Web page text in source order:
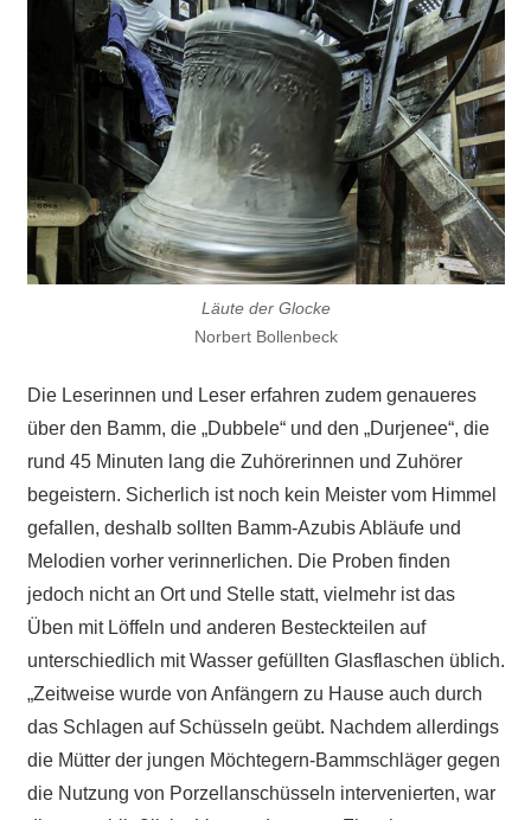
Läute der Glocke
Norbert Bollenbeck
Die Leserinnen und Leser erfahren zudem genaueres
über den Bamm, die „Dubbele“ und den „Durjenee“, die
rund 45 Minuten lang die Zuhörerinnen und Zuhörer
begeistern. Sicherlich ist noch kein Meister vom Himmel
gefallen, deshalb sollten Bamm-Azubis Abläufe und
Melodien vorher verinnerlichen. Die Proben finden
jedoch nicht an Ort und Stelle statt, vielmehr ist das
Üben mit Löffeln und anderen Besteckteilen auf
unterschiedlich mit Wasser gefüllten Glasflaschen üblich.
„Zeitweise wurde von Anfängern zu Hause auch durch
das Schlagen auf Schüsseln geübt. Nachdem allerdings
die Mütter der jungen Möchtegern-Bammschläger gegen
die Nutzung von Porzellanschüsseln intervenierten, war